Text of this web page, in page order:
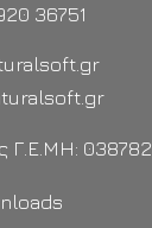
36751
Γ.Ε.ΜΗ: